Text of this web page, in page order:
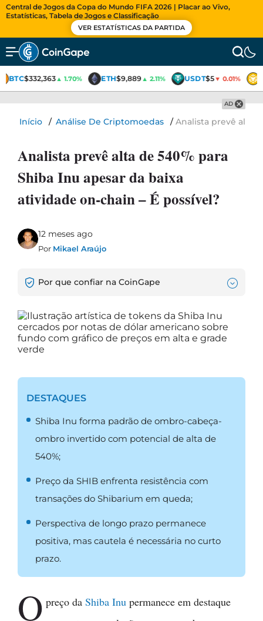
Central de Jogos da Copa do Mundo FIFA 2026 | Placar ao Vivo,
Estatísticas, Tabela de Jogos e Classificação
VER ESTATÍSTICAS DA PARTIDA
BTC$332,363▲ 1.70% ETH$9,889▲ 2.11% USDT$5▼ 0.01%
AD
Início / Análise De Criptomoedas /Analista prevê alta
Analista prevê alta de 540% para
Shiba Inu apesar da baixa
atividade on-chain – É possível?
12 meses ago
Por Mikael Araújo
Por que confiar na CoinGape
DESTAQUES
Shiba Inu forma padrão de ombro-cabeça-
ombro invertido com potencial de alta de
540%;
Preço da SHIB enfrenta resistência com
transações do Shibarium em queda;
Perspectiva de longo prazo permanece
positiva, mas cautela é necessária no curto
prazo.
O preço daShiba Inu permanece em destaque